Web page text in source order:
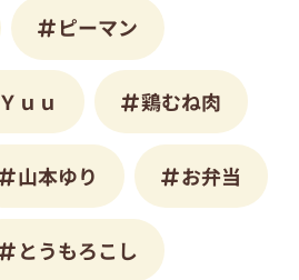
ピーマン
Ｙｕｕ 鶏むね肉
山本ゆり お弁当
とうもろこし